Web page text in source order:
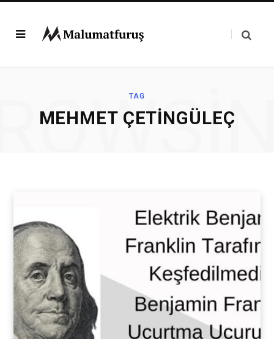
TAG
MEHMET ÇETINGÜLEÇ